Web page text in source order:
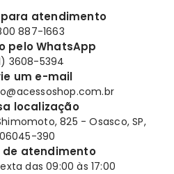
para atendimento
887-1663
pelo WhatsApp
3608-5394
um e-mail
localização
825 - Osasco, SP,
06045-390
de atendimento
das 09:00 às 17:00